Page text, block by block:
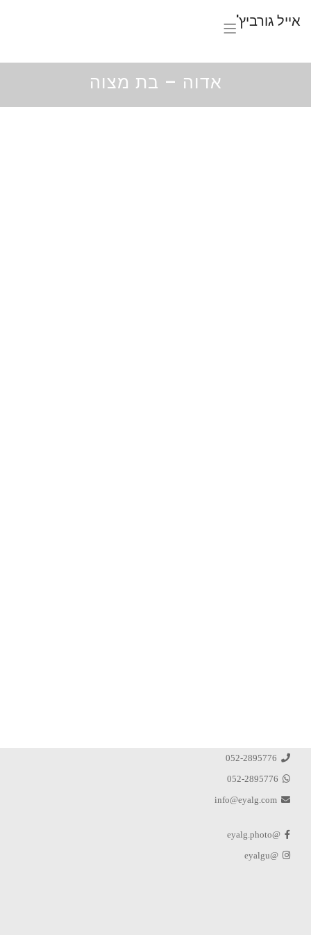
אייל גורביץ'
אדוה – בת מצוה
052-2895776
052-2895776
info@eyalg.com
@eyalg.photo
@eyalgu